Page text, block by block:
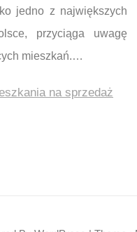
jedno z największych
przyciąga uwagę
mieszkań.…
na sprzedaż